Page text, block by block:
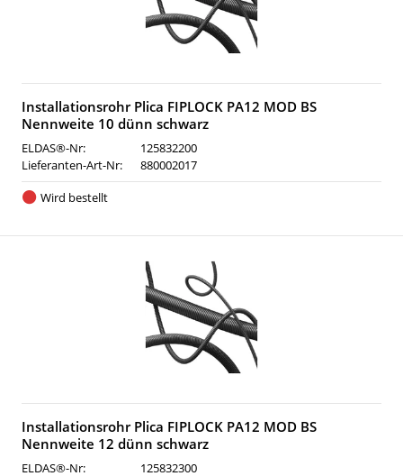
Installationsrohr Plica FIPLOCK PA12 MOD BS
Nennweite 10 dünn schwarz
ELDAS®-Nr:
125832200
Lieferanten-Art-Nr:
880002017
Wird bestellt
Installationsrohr Plica FIPLOCK PA12 MOD BS
Nennweite 12 dünn schwarz
ELDAS®-Nr:
125832300